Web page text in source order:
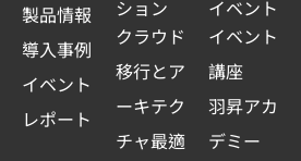
製品情報
導入事例
イベント
レポート
ション
クラウド
移行とア
ーキテク
チャ最適
イベント
イベント
講座
羽昇アカ
デミー